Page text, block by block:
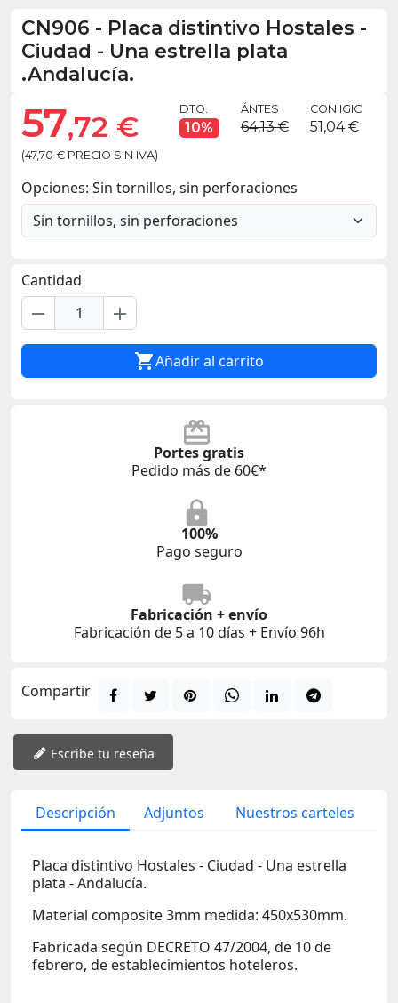
CN906 - Placa distintivo Hostales -
Ciudad - Una estrella plata
.Andalucía.
57,72 €
(47,70 € PRECIO SIN IVA)
DTO.
10%
ÁNTES
64,13 €
CON IGIC
51,04 €
Opciones: Sin tornillos, sin perforaciones
Cantidad
remove add
Añadir al carrito
Portes gratis
Pedido más de 60€*
100%
Pago seguro
Fabricación + envío
Fabricación de 5 a 10 días + Envío 96h
Compartir
Escribe tu reseña
Descripción Adjuntos Nuestros carteles
Placa distintivo Hostales - Ciudad - Una estrella
plata - Andalucía.
Material composite 3mm medida: 450x530mm.
Fabricada según DECRETO 47/2004, de 10 de
febrero, de establecimientos hoteleros.